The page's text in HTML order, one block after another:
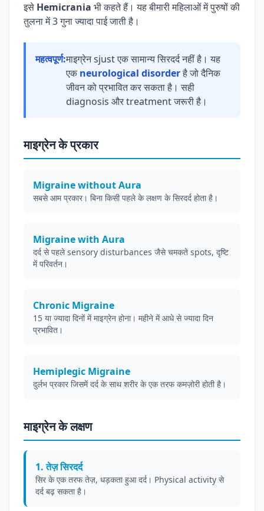
इसे Hemicrania भी कहते हैं। यह बीमारी महिलाओं में पुरुषों की
तुलना में 3 गुना ज्यादा पाई जाती है।
महत्वपूर्ण:माइग्रेन sjust एक सामान्य सिरदर्द नहीं है। यह
एक neurological disorderहै जो दैनिक
जीवन को प्रभावित कर सकता है। सही
diagnosis और treatment जरूरी है।
माइग्रेन के प्रकार
Migraine without Aura
सबसे आम प्रकार। बिना किसी पहले के लक्षण के सिरदर्द होता है।
Migraine with Aura
दर्द से पहले sensory disturbances जैसे चमकते spots, दृष्टि
में परिवर्तन।
Chronic Migraine
15 या ज्यादा दिनों में माइग्रेन होना। महीने में आधे से ज्यादा दिन
प्रभावित।
Hemiplegic Migraine
दुर्लभ प्रकार जिसमें दर्द के साथ शरीर के एक तरफ कमज़ोरी होती है।
माइग्रेन के लक्षण
1. तेज़ सिरदर्द
सिर के एक तरफ तेज़, धड़कता हुआ दर्द। Physical activity से
दर्द बढ़ सकता है।